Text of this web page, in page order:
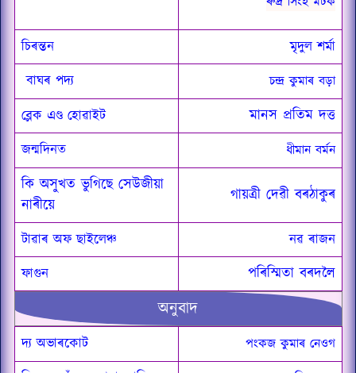
চিৰন্তন
মৃদুল শৰ্মা
বাঘৰ পদ্য
চন্দ্ৰ কুমাৰ বড়া
ব্লেক এণ্ড হোৱাইট মানস প্রতিম দত্ত
জন্মদিনত ধীমান বৰ্মন
কি অসুখত ভুগিছে সেউজীয়া
নাৰীয়ে
গায়ত্ৰী দেৱী বৰঠাকুৰ
টাৱাৰ অফ ছাইলেঞ্চ
নৱ ৰাজন
ফাগুন
পৰিস্মিতা বৰদলৈ
অনুবাদ
দ্য অভাৰকোট পংকজ কুমাৰ নেওগ